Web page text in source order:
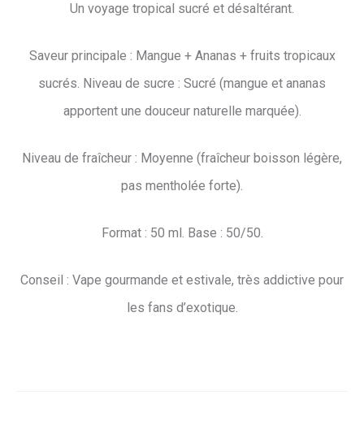
Un voyage tropical sucré et désaltérant.
Saveur principale : Mangue + Ananas + fruits tropicaux
sucrés. Niveau de sucre : Sucré (mangue et ananas
apportent une douceur naturelle marquée).
Niveau de fraîcheur : Moyenne (fraîcheur boisson légère,
pas mentholée forte).
Format : 50 ml. Base : 50/50.
Conseil : Vape gourmande et estivale, très addictive pour
les fans d’exotique.